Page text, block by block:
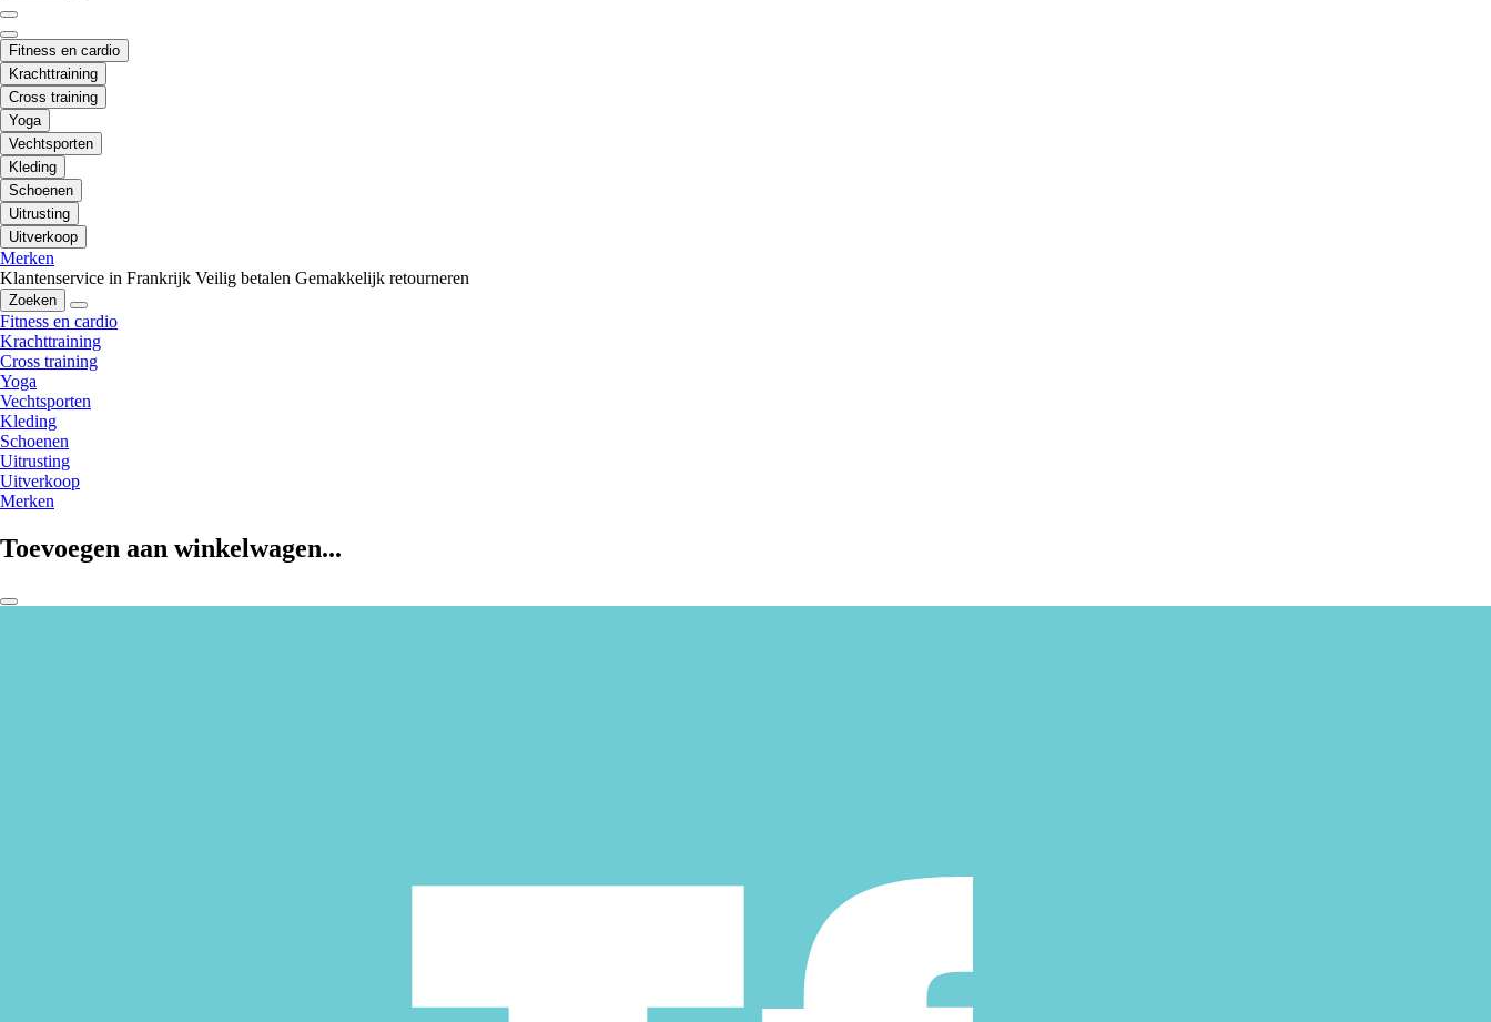
Fitness en cardio
Krachttraining
Cross training
Yoga
Vechtsporten
Kleding
Schoenen
Uitrusting
Uitverkoop
Merken
Klantenservice in Frankrijk Veilig betalen Gemakkelijk retourneren
Zoeken
Fitness en cardio
Krachttraining
Cross training
Yoga
Vechtsporten
Kleding
Schoenen
Uitrusting
Uitverkoop
Merken
Toevoegen aan winkelwagen...